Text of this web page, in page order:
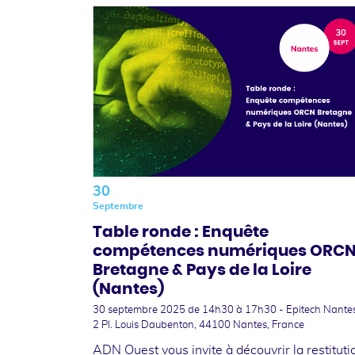
30
Septembre
Table ronde : Enquête
compétences numériques ORCN
Bretagne & Pays de la Loire
(Nantes)
30 septembre 2025 de 14h30 à 17h30 - Epitech
2 Pl. Louis Daubenton, 44100 Nantes, France
ADN Ouest vous invite à découvrir la